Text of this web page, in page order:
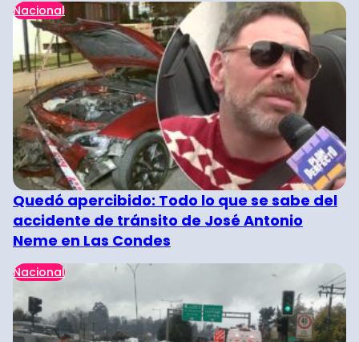
Nacional
Quedó apercibido: Todo lo que se sabe del
accidente de tránsito de José Antonio
Neme en Las Condes
Nacional